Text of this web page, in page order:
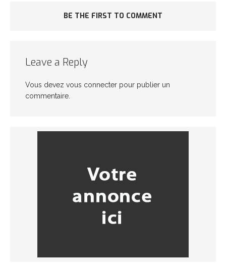
BE THE FIRST TO COMMENT
Leave a Reply
Vous devez vous connecter pour publier un
commentaire.